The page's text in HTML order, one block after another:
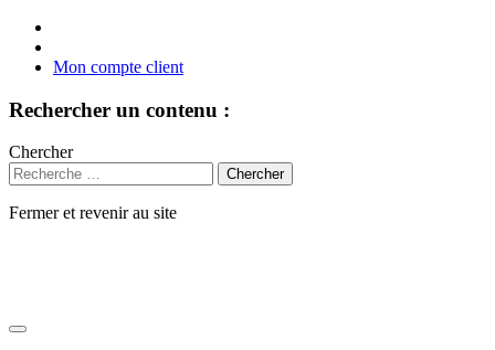
Mon compte client
Rechercher un contenu :
Chercher
Fermer et revenir au site